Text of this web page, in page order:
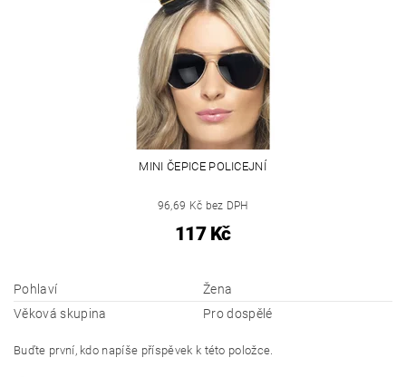
MINI ČEPICE POLICEJNÍ
96,69 Kč bez DPH
117 Kč
Pohlaví
Žena
Věková skupina
Pro dospělé
Buďte první, kdo napíše příspěvek k této položce.